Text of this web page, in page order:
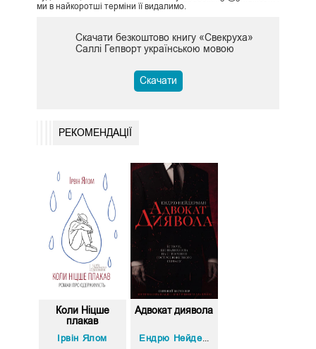
ми в найкоротші терміни її видалимо.
Скачати безкоштово книгу «Свекруха»
Саллі Гепворт українською мовою
Скачати
РЕКОМЕНДАЦІЇ
Коли Ніцше
плакав
Ірвін Ялом
Адвокат диявола
Ендрю Нейдерман